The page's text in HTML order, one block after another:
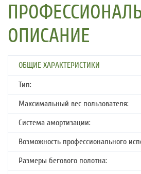
ОПИСАНИЕ
ОБЩИЕ ХАРАКТЕРИСТИКИ
Тип:
Максимальный вес пользователя:
Система амортизации:
Возможность профессионального
Размеры бегового полотна: